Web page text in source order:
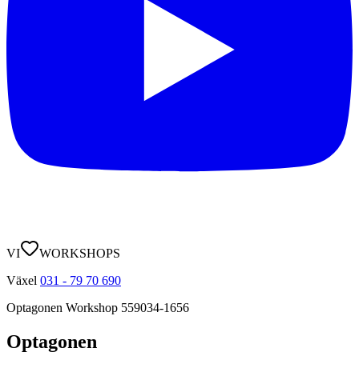
VI
WORKSHOPS
Växel 031 - 79 70 690
Optagonen Workshop 559034-1656
Optagonen